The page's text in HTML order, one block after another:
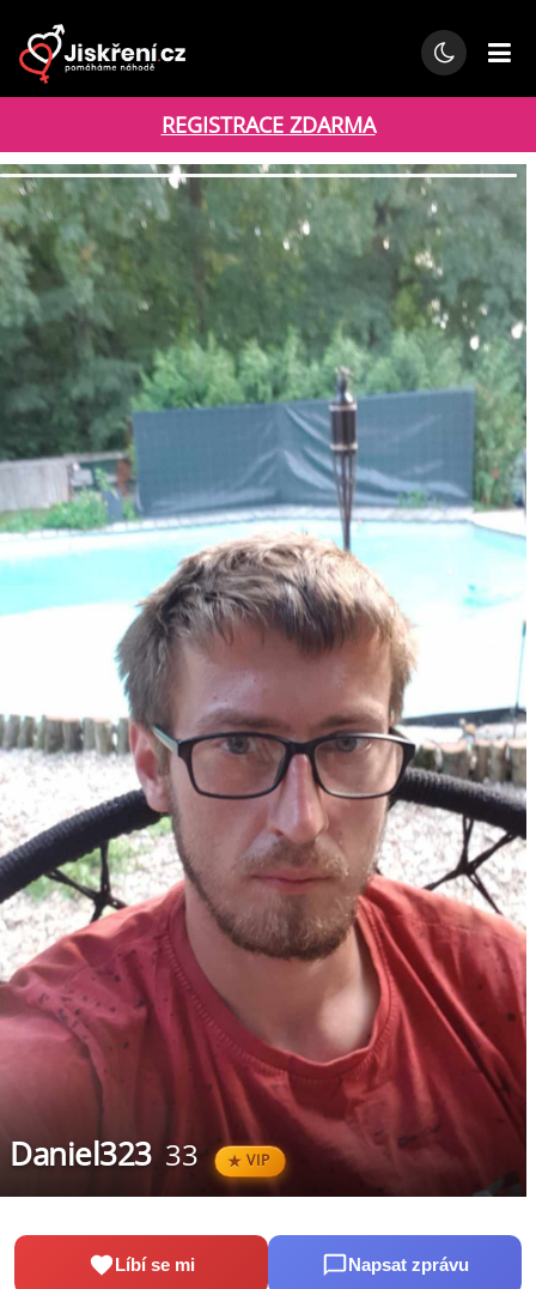
REGISTRACE ZDARMA
Daniel323 33 VIP
Líbí se mi Napsat zprávu